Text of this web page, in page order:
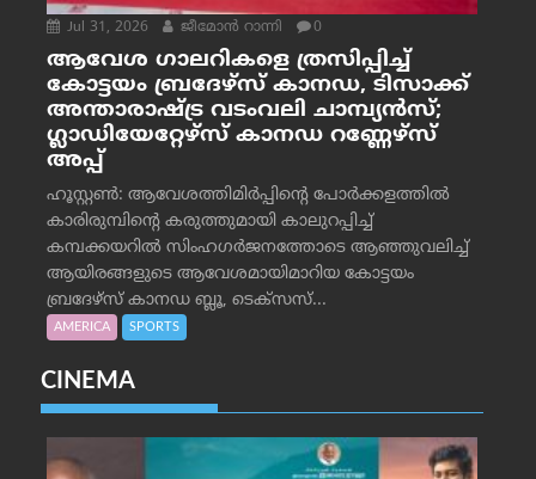
Jul 31, 2026 ജീമോന്‍ റാന്നി 0
ആവേശ ഗാലറികളെ ത്രസിപ്പിച്ച്
കോട്ടയം ബ്രദേഴ്‌സ് കാനഡ, ടിസാക്ക്
അന്താരാഷ്ട്ര വടംവലി ചാമ്പ്യന്‍സ്;
ഗ്ലാഡിയേറ്റേഴ്‌സ് കാനഡ റണ്ണേഴ്‌സ്
അപ്പ്
ഹൂസ്റ്റണ്‍: ആവേശത്തിമിര്‍പ്പിന്റെ പോര്‍ക്കളത്തില്‍
കാരിരുമ്പിന്റെ കരുത്തുമായി കാലുറപ്പിച്ച്
കമ്പക്കയറില്‍ സിംഹഗര്‍ജനത്തോടെ ആഞ്ഞുവലിച്ച്
ആയിരങ്ങളുടെ ആവേശമായിമാറിയ കോട്ടയം
ബ്രദേഴ്‌സ് കാനഡ ബ്ലൂ, ടെക്‌സസ്...
AMERICA SPORTS
CINEMA